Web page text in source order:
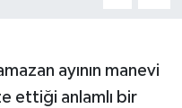
ayının manevi
ettiği anlamlı bir